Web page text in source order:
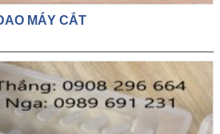
MÁY CẮT